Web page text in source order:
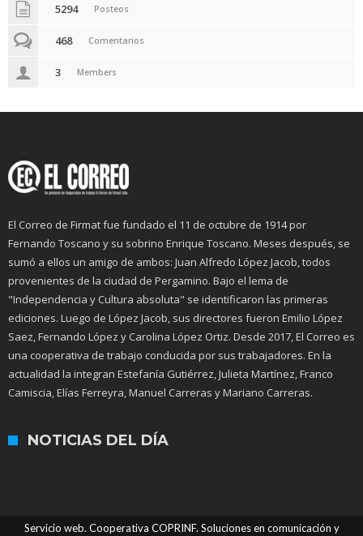
5294 Posteos
468 Comentarios
3 Members
El Correo de Firmat fue fundado el 11 de octubre de 1914 por
Fernando Toscano y su sobrino Enrique Toscano. Meses después, se
sumó a ellos un amigo de ambos: Juan Alfredo López Jacob, todos
provenientes de la ciudad de Pergamino. Bajo el lema de
"Independencia y Cultura absoluta" se identificaron las primeras
ediciones. Luego de López Jacob, sus directores fueron Emilio López
Saez, Fernando López y Carolina López Ortiz. Desde 2017, El Correo es
una cooperativa de trabajo conducida por sus trabajadores. En la
actualidad la integran Estefanía Gutiérrez, Julieta Martínez, Franco
Camiscia, Elías Ferreyra, Manuel Carreras y Mariano Carreras.
NOTICIAS DEL DÍA
Servicio web. Cooperativa COPRINF. Soluciones en comunicación y